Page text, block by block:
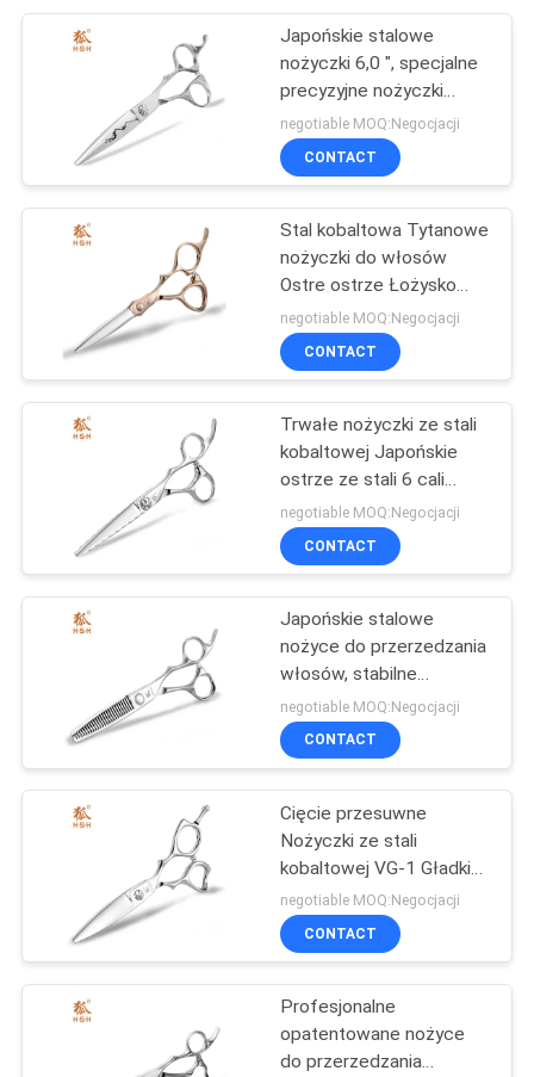
SITEMAP
PRIVACY
POLICY
Japońskie stalowe
nożyczki 6,0 ", specjalne
precyzyjne nożyczki
fryzjerskie
negotiable MOQ:Negocjacji
CONTACT
Stal kobaltowa Tytanowe
nożyczki do włosów
Ostre ostrze Łożysko
kulkowe Śruba UFO
negotiable MOQ:Negocjacji
CONTACT
Trwałe nożyczki ze stali
kobaltowej Japońskie
ostrze ze stali 6 cali
Wysoka precyzja
negotiable MOQ:Negocjacji
CONTACT
Japońskie stalowe
nożyce do przerzedzania
włosów, stabilne
wysokiej klasy japońskie
nożyce kobaltowe
negotiable MOQ:Negocjacji
CONTACT
Cięcie przesuwne
Nożyczki ze stali
kobaltowej VG-1 Gładkie
ścinanie ze stali
nierdzewnej Poczuj się
negotiable MOQ:Negocjacji
CONTACT
Profesjonalne
opatentowane nożyce
do przerzedzania